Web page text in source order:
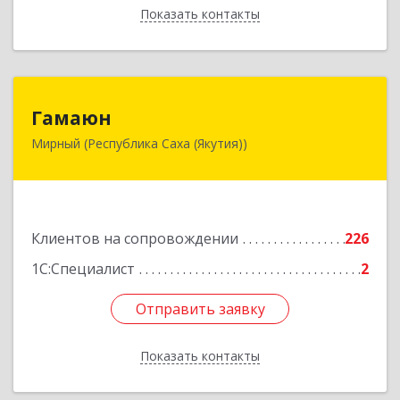
Показать контакты
Назад
Гамаюн
Мирный (Республика Саха (Якутия))
Клиентов на сопровождении
226
1С:Специалист
2
Отправить заявку
Показать контакты
678170, Саха /Якутия/ Респ, Мирнинский у,
Подробнее
Отправить заявку
Назад